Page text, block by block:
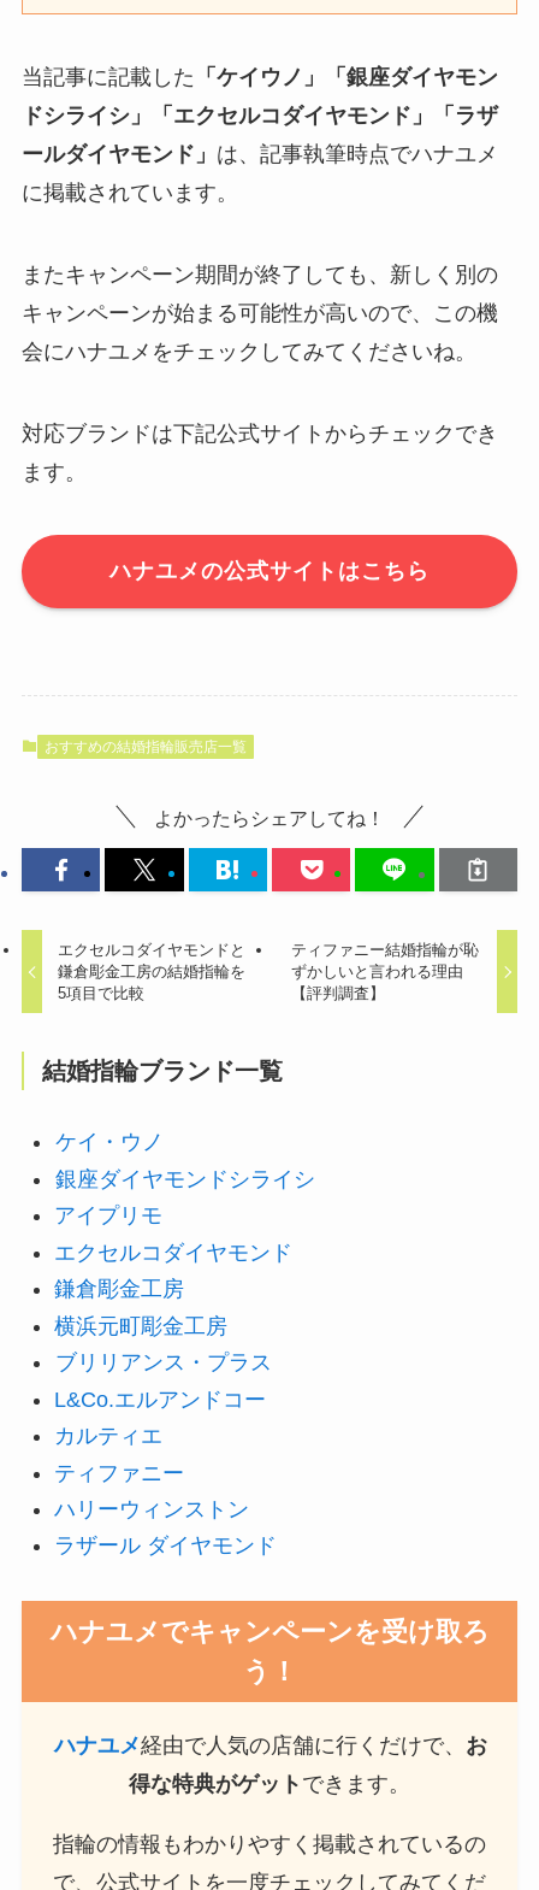
当記事に記載した 「ケイウノ」「銀座ダイヤモン
ドシライシ」「エクセルコダイヤモンド」「ラザ
ールダイヤモンド」 は、記事執筆時点でハナユメ
に掲載されています。
またキャンペーン期間が終了しても、新しく別の
キャンペーンが始まる可能性が高いので、この機
会にハナユメをチェックしてみてくださいね。
対応ブランドは下記公式サイトからチェックでき
ます。
ハナユメの公式サイトはこちら
おすすめの結婚指輪販売店一覧
よかったらシェアしてね！
エクセルコダイヤモンドと
鎌倉彫金工房の結婚指輪を
5項目で比較
ティファニー結婚指輪が恥
ずかしいと言われる理由
【評判調査】
結婚指輪ブランド一覧
ケイ・ウノ
銀座ダイヤモンドシライシ
アイプリモ
エクセルコダイヤモンド
鎌倉彫金工房
横浜元町彫金工房
ブリリアンス・プラス
L&Co.エルアンドコー
カルティエ
ティファニー
ハリーウィンストン
ラザール ダイヤモンド
ハナユメでキャンペーンを受け取ろ
う！
ハナユメ経由で人気の店舗に行くだけで、 お
得な特典がゲット できます。
指輪の情報もわかりやすく掲載されているの
で、公式サイトを一度チェックしてみてくだ